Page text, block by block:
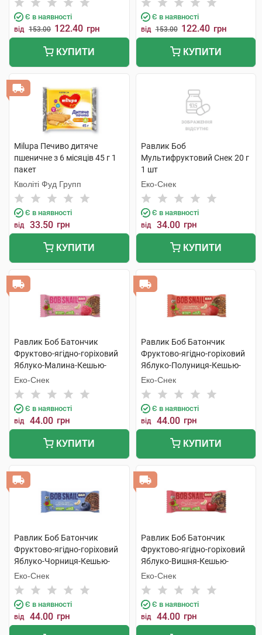
Є в наявності
від 153.00 122.40 грн
КУПИТИ
Є в наявності
від 153.00 122.40 грн
КУПИТИ
Milupa Печиво дитяче
пшеничне з 6 місяців 45 г 1
пакет
Кволіті Фуд Групп
Є в наявності
від 33.50 грн
КУПИТИ
Равлик Боб
Мультифруктовий Cнек 20 г
1 шт
Еко-Снек
Є в наявності
від 34.00 грн
КУПИТИ
Равлик Боб Батончик
Фруктово-ягідно-горіховий
Яблуко-Малина-Кешью-
Криспи Кіноа 35 г 1 шт
Еко-Снек
Є в наявності
від 44.00 грн
КУПИТИ
Равлик Боб Батончик
Фруктово-ягідно-горіховий
Яблуко-Полуниця-Кешью-
Криспи Кіноа 35 г 1 шт
Еко-Снек
Є в наявності
від 44.00 грн
КУПИТИ
Равлик Боб Батончик
Фруктово-ягідно-горіховий
Яблуко-Чорниця-Кешью-
Криспи Кіноа 35 г 1 шт
Еко-Снек
Є в наявності
від 44.00 грн
Равлик Боб Батончик
Фруктово-ягідно-горіховий
Яблуко-Вишня-Кешью-
Криспи Кіноа 35 г 1 шт
Еко-Снек
Є в наявності
від 44.00 грн